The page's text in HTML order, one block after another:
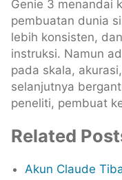
Genie 3 menandai
pembuatan dunia
lebih konsisten,
instruksi. Namun
pada skala,
selanjutnya
peneliti, pembuat
Related
Akun Claude